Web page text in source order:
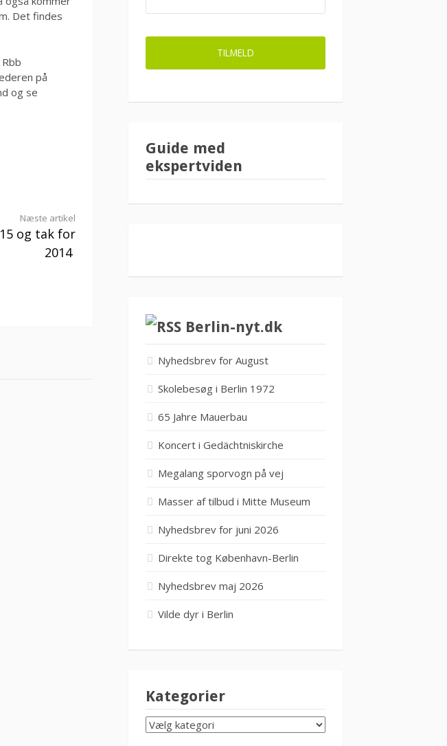
Det findes
på
og se
Næste artikel
og tak for
2014
Guide med
ekspertviden
Berlin-nyt.dk
Nyhedsbrev for August
Skolebesøg i Berlin 1972
65 Jahre Mauerbau
Koncert i Gedächtniskirche
Megalang sporvogn på vej
Masser af tilbud i Mitte Museum
Nyhedsbrev for juni 2026
Direkte tog København-Berlin
Nyhedsbrev maj 2026
Vilde dyr i Berlin
Kategorier
KATEGORIER